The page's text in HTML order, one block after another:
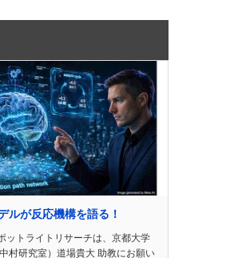
ルが反応機構を語る！
ットライトリサーチは、京都大学
村研究室）道場貴大 助教にお願い